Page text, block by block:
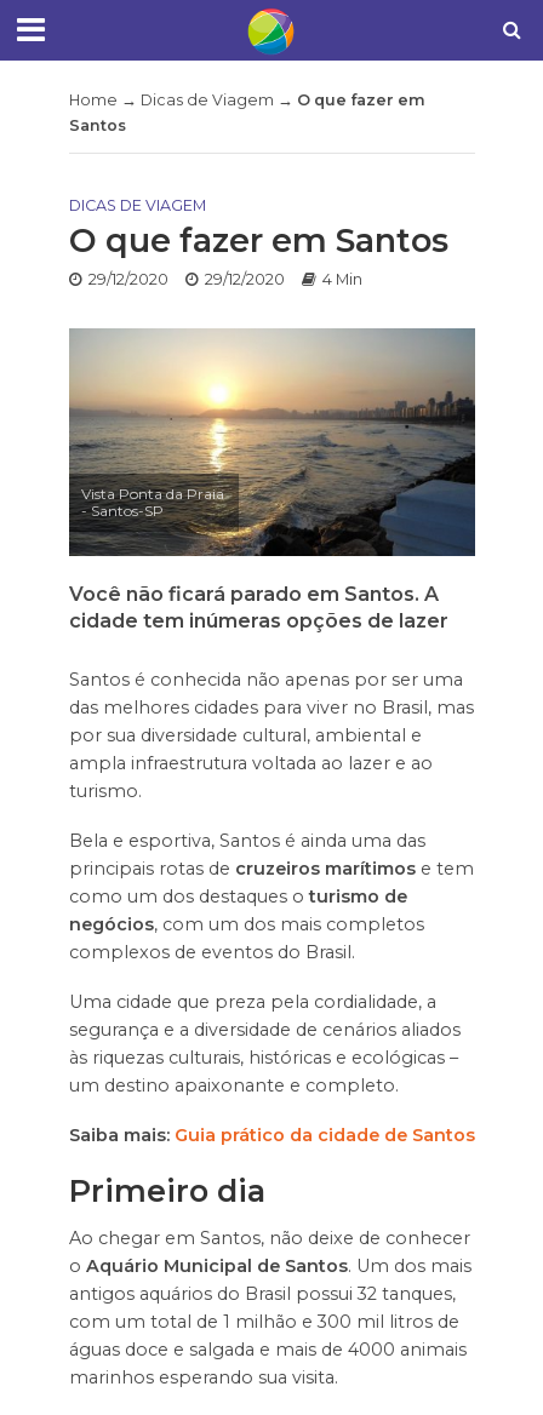
Home → Dicas de Viagem → O que fazer em
Santos
DICAS DE VIAGEM
O que fazer em Santos
29/12/2020 29/12/2020 4 Min
Vista Ponta da Praia
- Santos-SP
Você não ficará parado em Santos. A
cidade tem inúmeras opções de lazer
Santos é conhecida não apenas por ser uma
das melhores cidades para viver no Brasil, mas
por sua diversidade cultural, ambiental e
ampla infraestrutura voltada ao lazer e ao
turismo.
Bela e esportiva, Santos é ainda uma das
principais rotas de cruzeiros marítimose tem
como um dos destaques oturismo de
negócios, com um dos mais completos
complexos de eventos do Brasil.
Uma cidade que preza pela cordialidade, a
segurança e a diversidade de cenários aliados
às riquezas culturais, históricas e ecológicas –
um destino apaixonante e completo.
Saiba mais: Guia prático da cidade de Santos
Primeiro dia
Ao chegar em Santos, não deixe de conhecer
o Aquário Municipal de Santos. Um dos mais
antigos aquários do Brasil possui 32 tanques,
com um total de 1 milhão e 300 mil litros de
águas doce e salgada e mais de 4000 animais
marinhos esperando sua visita.